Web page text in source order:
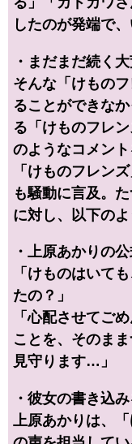
したのが発端で
・まだまだ続く
そんな「けもの
ることができな
る「けものフレ
のようなコメン
「けものフレン
も騒動に言及。
に対し、以下のよ
・上原あかりの
「けものはいて
たの？」
「心配させてご
ことを、そのま
見守ります…」
・彼女の書き込
上原あかりは、